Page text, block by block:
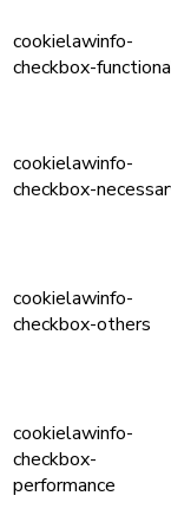
cookielawinfo-
checkbox-
cookielawinfo-
checkbox-
cookielawinfo-
checkbox-others
cookielawinfo-
checkbox-
performance